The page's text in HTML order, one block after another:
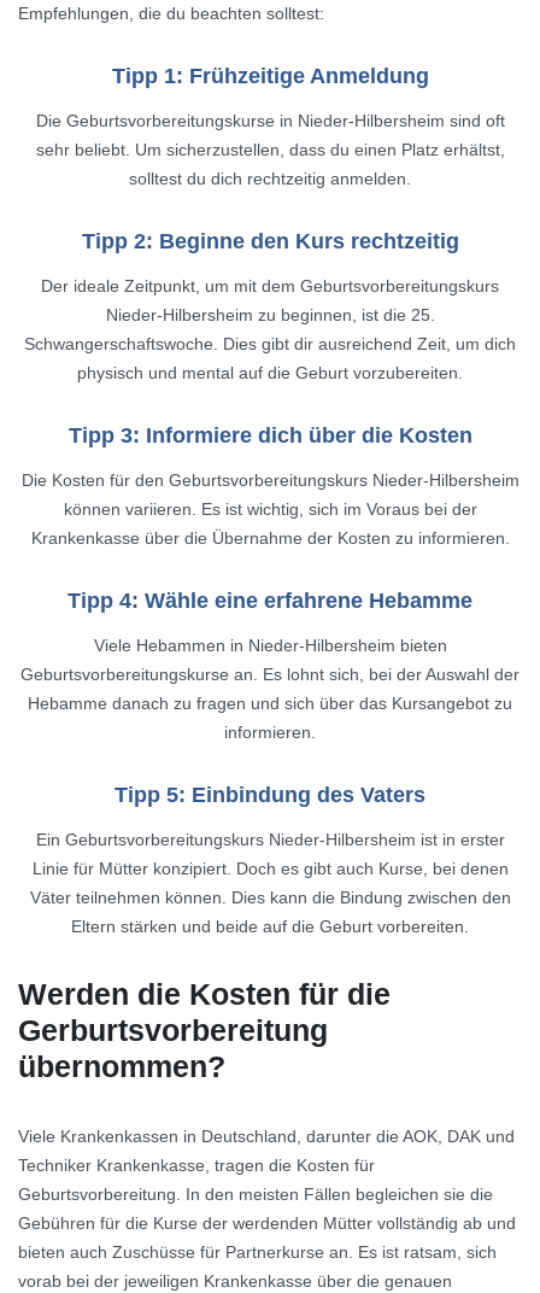
Empfehlungen, die du beachten solltest:
Tipp 1: Frühzeitige Anmeldung
Die Geburtsvorbereitungskurse in Nieder-Hilbersheim sind oft
sehr beliebt. Um sicherzustellen, dass du einen Platz erhältst,
solltest du dich rechtzeitig anmelden.
Tipp 2: Beginne den Kurs rechtzeitig
Der ideale Zeitpunkt, um mit dem Geburtsvorbereitungskurs
Nieder-Hilbersheim zu beginnen, ist die 25.
Schwangerschaftswoche. Dies gibt dir ausreichend Zeit, um dich
physisch und mental auf die Geburt vorzubereiten.
Tipp 3: Informiere dich über die Kosten
Die Kosten für den Geburtsvorbereitungskurs Nieder-Hilbersheim
können variieren. Es ist wichtig, sich im Voraus bei der
Krankenkasse über die Übernahme der Kosten zu informieren.
Tipp 4: Wähle eine erfahrene Hebamme
Viele Hebammen in Nieder-Hilbersheim bieten
Geburtsvorbereitungskurse an. Es lohnt sich, bei der Auswahl der
Hebamme danach zu fragen und sich über das Kursangebot zu
informieren.
Tipp 5: Einbindung des Vaters
Ein Geburtsvorbereitungskurs Nieder-Hilbersheim ist in erster
Linie für Mütter konzipiert. Doch es gibt auch Kurse, bei denen
Väter teilnehmen können. Dies kann die Bindung zwischen den
Eltern stärken und beide auf die Geburt vorbereiten.
Werden die Kosten für die
Gerburtsvorbereitung
übernommen?
Viele Krankenkassen in Deutschland, darunter die AOK, DAK und
Techniker Krankenkasse, tragen die Kosten für
Geburtsvorbereitung. In den meisten Fällen begleichen sie die
Gebühren für die Kurse der werdenden Mütter vollständig ab und
bieten auch Zuschüsse für Partnerkurse an. Es ist ratsam, sich
vorab bei der jeweiligen Krankenkasse über die genauen